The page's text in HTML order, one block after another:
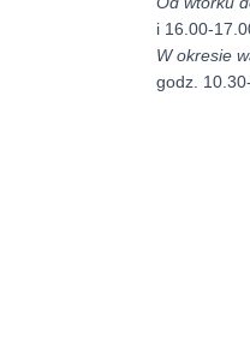
i 16.00-
W okresie
godz.